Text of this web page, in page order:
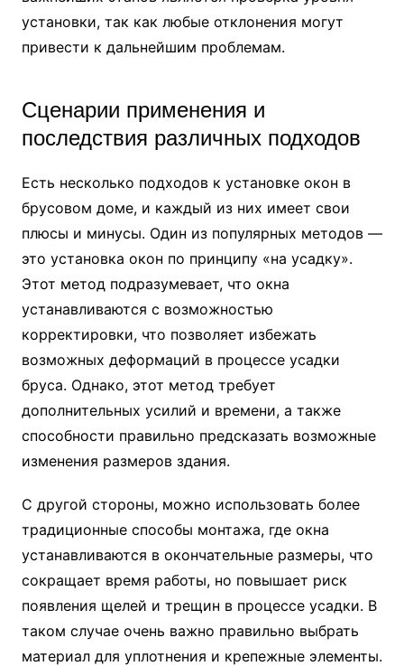
установки, так как любые отклонения могут
привести к дальнейшим проблемам.
Сценарии применения и
последствия различных подходов
Есть несколько подходов к установке окон в
брусовом доме, и каждый из них имеет свои
плюсы и минусы. Один из популярных методов —
это установка окон по принципу «на усадку».
Этот метод подразумевает, что окна
устанавливаются с возможностью
корректировки, что позволяет избежать
возможных деформаций в процессе усадки
бруса. Однако, этот метод требует
дополнительных усилий и времени, а также
способности правильно предсказать возможные
изменения размеров здания.
С другой стороны, можно использовать более
традиционные способы монтажа, где окна
устанавливаются в окончательные размеры, что
сокращает время работы, но повышает риск
появления щелей и трещин в процессе усадки. В
таком случае очень важно правильно выбрать
материал для уплотнения и крепежные элементы.